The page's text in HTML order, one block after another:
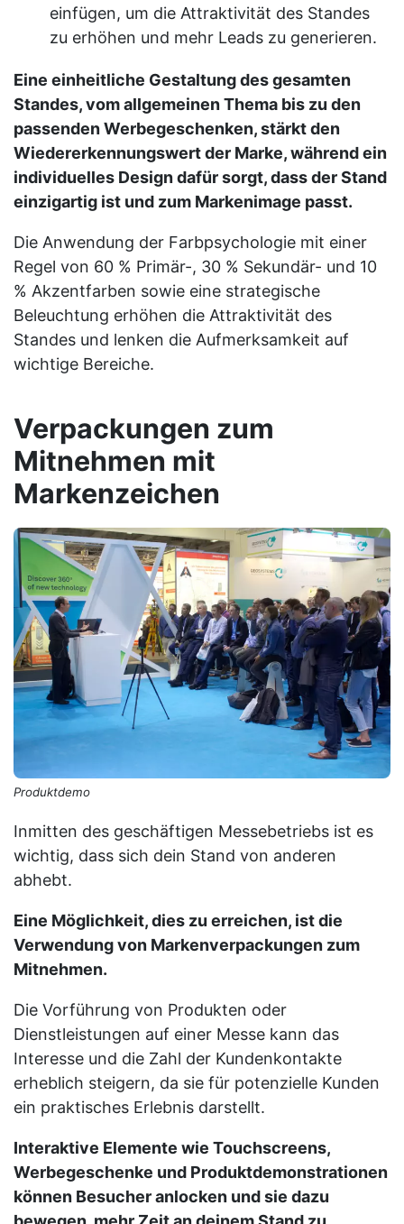
einfügen, um die Attraktivität des Standes
zu erhöhen und mehr Leads zu generieren.
Eine einheitliche Gestaltung des gesamten
Standes, vom allgemeinen Thema bis zu den
passenden Werbegeschenken, stärkt den
Wiedererkennungswert der Marke, während ein
individuelles Design dafür sorgt, dass der Stand
einzigartig ist und zum Markenimage passt.
Die Anwendung der Farbpsychologie mit einer
Regel von 60 % Primär-, 30 % Sekundär- und 10
% Akzentfarben sowie eine strategische
Beleuchtung erhöhen die Attraktivität des
Standes und lenken die Aufmerksamkeit auf
wichtige Bereiche.
Verpackungen zum
Mitnehmen mit
Markenzeichen
Produktdemo
Inmitten des geschäftigen Messebetriebs ist es
wichtig, dass sich dein Stand von anderen
abhebt.
Eine Möglichkeit, dies zu erreichen, ist die
Verwendung von Markenverpackungen zum
Mitnehmen.
Die Vorführung von Produkten oder
Dienstleistungen auf einer Messe kann das
Interesse und die Zahl der Kundenkontakte
erheblich steigern, da sie für potenzielle Kunden
ein praktisches Erlebnis darstellt.
Interaktive Elemente wie Touchscreens,
Werbegeschenke und Produktdemonstrationen
können Besucher anlocken und sie dazu